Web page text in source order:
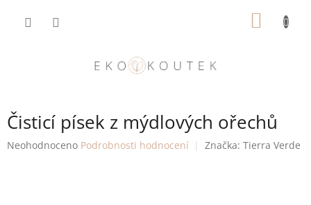
Čisticí písek z mýdlových ořechů
Průměrné
Neohodnoceno Podrobnosti hodnocení Značka: Tierra Verde